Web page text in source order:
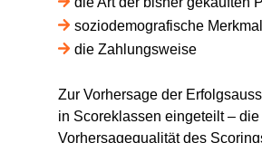
soziodemografische
die Zahlungsweise
Zur Vorhersage der
in Scoreklassen eingeteilt –
Vorhersagequalität des